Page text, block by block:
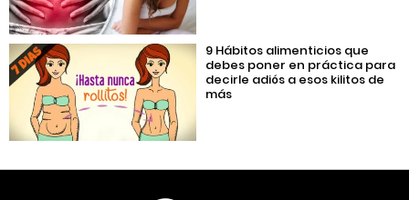
9 Hábitos alimenticios que
debes poner en práctica para
decirle adiós a esos kilitos de
más